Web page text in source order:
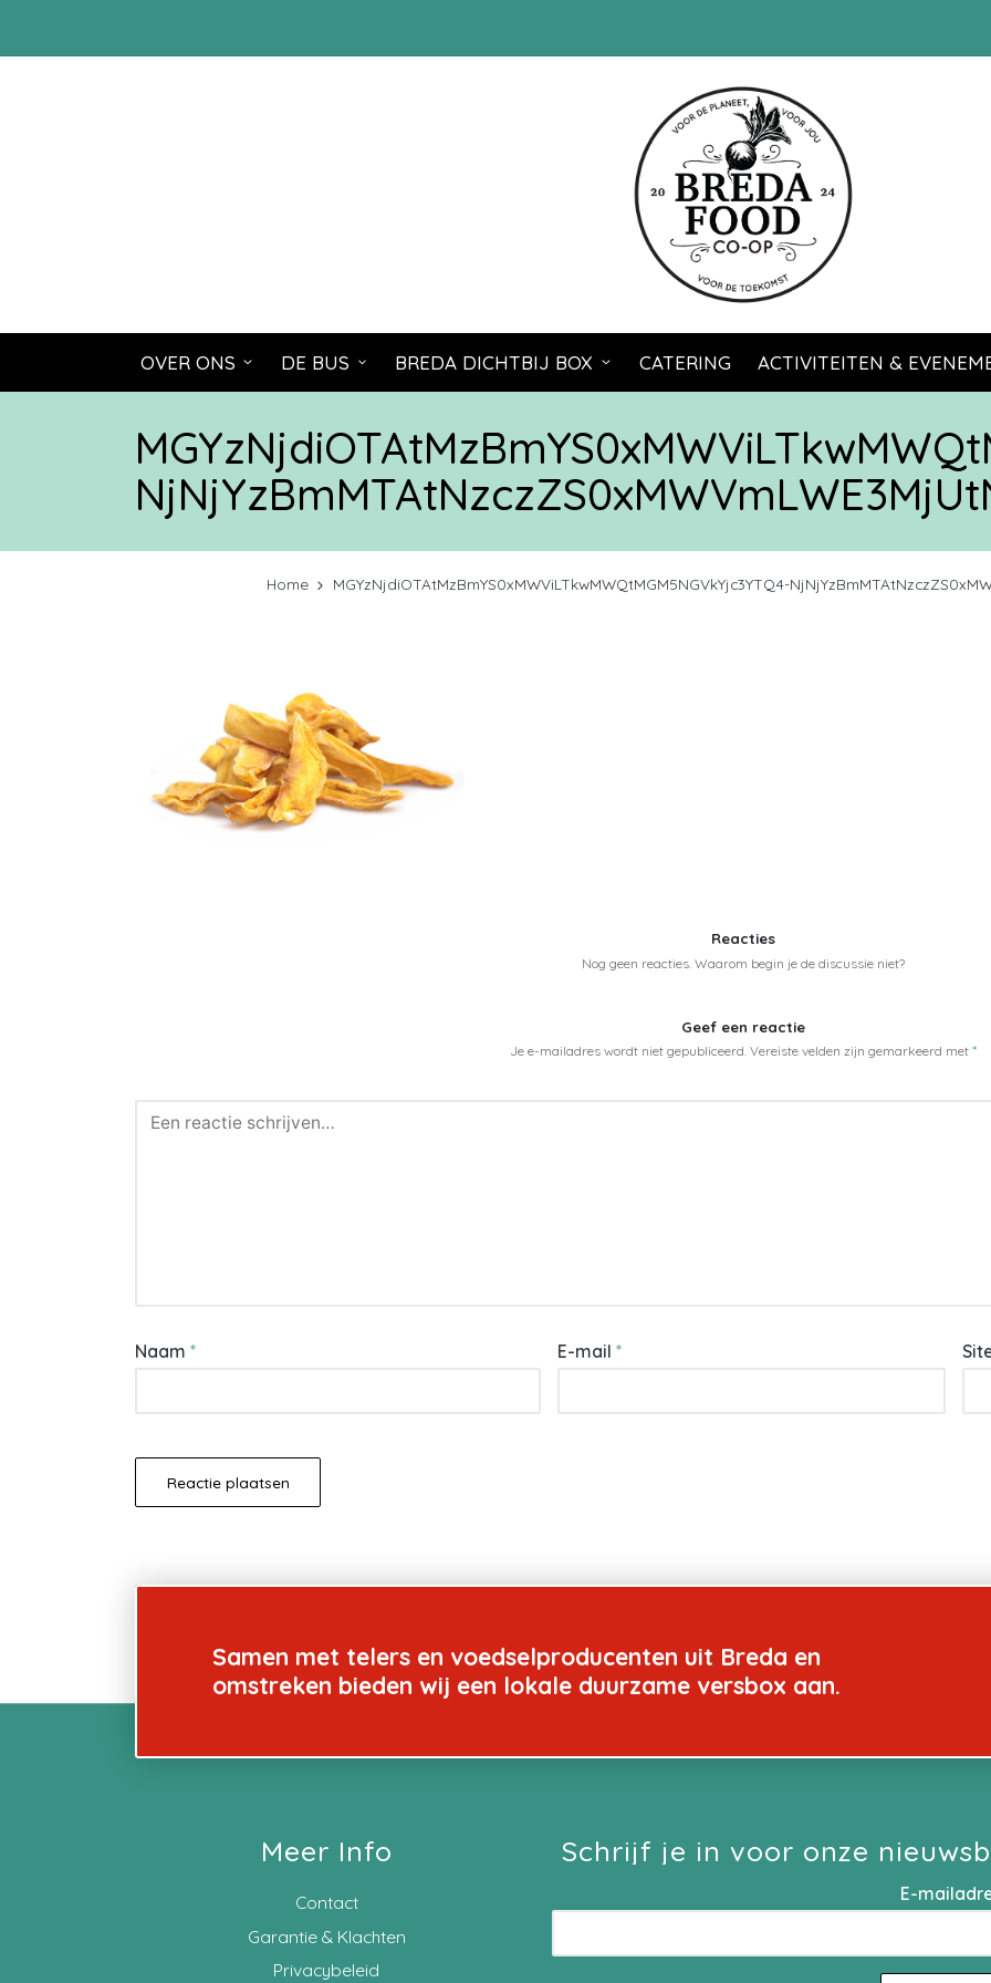
OVER ONS DE BUS BREDA DICHTBIJ BOX CATERING ACTIVITEITEN &
Home MGYzNjdiOTAtMzBmYS0xMWViLTkwMWQtMGM5NGVkYjc3YTQ4-
Reacties
Nog geen reacties. Waarom begin je de discussie niet?
Geef een reactie
Je e-mailadres wordt niet gepubliceerd. Vereiste velden zijn gemarkeerd met *
Naam * E-mail *
Samen met telers en voedselproducenten uit Breda en
omstreken bieden wij een lokale duurzame versbox aan.
Meer Info
Contact
Garantie & Klachten
Privacybeleid
Schrijf je in voor onze
E-